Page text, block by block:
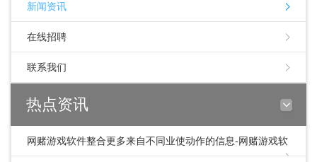
新闻资讯
在线招聘
联系我们
热点资讯
网赌游戏软件整合更多来自不同业使动作的信息-网赌游戏软